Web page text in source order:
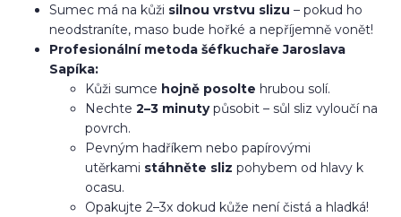
Sumec má na kůži silnou vrstvu slizu – pokud ho
neodstraníte, maso bude hořké a nepříjemně vonět!
Profesionální metoda šéfkuchaře Jaroslava
Sapíka:
Kůži sumce hojně posolte hrubou solí.
Nechte 2–3 minutypůsobit – sůl sliz vyloučí na
povrch.
Pevným hadříkem nebo papírovými
utěrkami stáhněte sliz pohybem od hlavy k
ocasu.
Opakujte 2–3x dokud kůže není čistá a hladká!